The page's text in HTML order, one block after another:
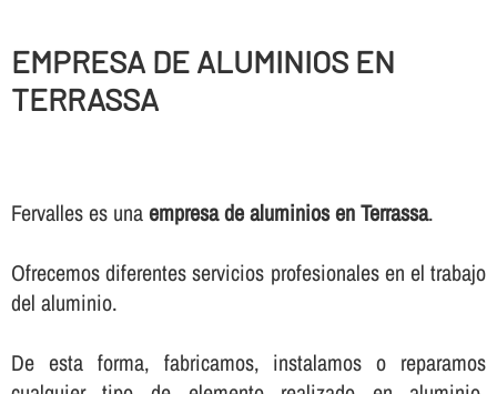
EMPRESA DE ALUMINIOS EN
TERRASSA
Fervalles es unaempresa de aluminios en Terrassa.
Ofrecemos diferentes servicios profesionales en el trabajo
del aluminio.
De esta forma, fabricamos, instalamos o reparamos